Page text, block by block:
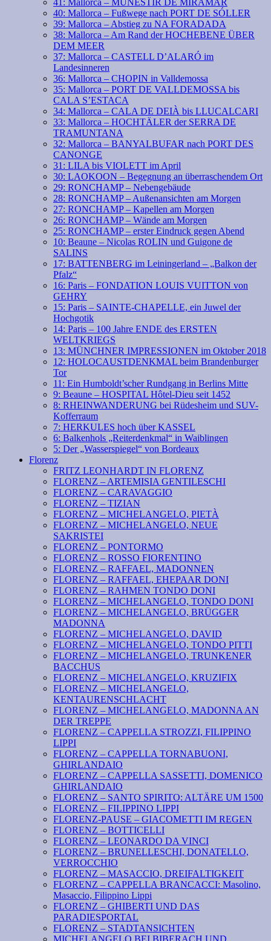
40: Mallorca – Fußwege nach PORT DE SÓLLER
39: Mallorca – Abstieg zu NA FORADADA
38: Mallorca – Am Rand der HOCHEBENE ÜBER
DEM MEER
37: Mallorca – CASTELL D’ALARÓ im
Landesinneren
36: Mallorca – CHOPIN in Valldemossa
35: Mallorca – PORT DE VALLDEMOSSA bis
CALA S’ESTACA
34: Mallorca – CALA DE DEIÀ bis LLUCALCARI
33: Mallorca – HOCHTÄLER der SERRA DE
TRAMUNTANA
32: Mallorca – BANYALBUFAR nach PORT DES
CANONGE
31: LILA bis VIOLETT im April
30: LAOKOON – Begegnung an überraschendem Ort
29: RONCHAMP – Nebengebäude
28: RONCHAMP – Außenansichten am Morgen
27: RONCHAMP – Kapellen am Morgen
26: RONCHAMP – Wände am Morgen
25: RONCHAMP – erster Eindruck gegen Abend
10: Beaune – Nicolas ROLIN und Guigone de
SALINS
17: BATTENBERG im Leiningerland – „Balkon der
Pfalz“
16: Paris – FONDATION LOUIS VUITTON von
GEHRY
15: Paris – SAINTE-CHAPELLE, ein Juwel der
Hochgotik
14: Paris – 100 Jahre ENDE des ERSTEN
WELTKRIEGS
13: MÜNCHNER IMPRESSIONEN im Oktober 2018
12: HOLOCAUSTDENKMAL beim Brandenburger
Tor
11: Ein Humboldt’scher Rundgang in Berlins Mitte
9: Beaune – HOSPITAL Hôtel-Dieu seit 1452
8: RHEINWANDERUNG bei Rüdesheim und SUV-
Kofferraum
7: HERKULES hoch über KASSEL
6: Balkenhols „Reiterdenkmal“ in Waiblingen
5: Der „Wasserspiegel“ von Bordeaux
Florenz
FRITZ LEONHARDT IN FLORENZ
FLORENZ – ARTEMISIA GENTILESCHI
FLORENZ – CARAVAGGIO
FLORENZ – TIZIAN
FLORENZ – MICHELANGELO, PIETÀ
FLORENZ – MICHELANGELO, NEUE
SAKRISTEI
FLORENZ – PONTORMO
FLORENZ – ROSSO FIORENTINO
FLORENZ – RAFFAEL, MADONNEN
FLORENZ – RAFFAEL, EHEPAAR DONI
FLORENZ – RAHMEN TONDO DONI
FLORENZ – MICHELANGELO, TONDO DONI
FLORENZ – MICHELANGELO, BRÜGGER
MADONNA
FLORENZ – MICHELANGELO, DAVID
FLORENZ – MICHELANGELO, TONDO PITTI
FLORENZ – MICHELANGELO, TRUNKENER
BACCHUS
FLORENZ – MICHELANGELO, KRUZIFIX
FLORENZ – MICHELANGELO,
KENTAURENSCHLACHT
FLORENZ – MICHELANGELO, MADONNA AN
DER TREPPE
FLORENZ – CAPPELLA STROZZI, FILIPPINO
LIPPI
FLORENZ – CAPPELLA TORNABUONI,
GHIRLANDAIO
FLORENZ – CAPPELLA SASSETTI, DOMENICO
GHIRLANDAIO
FLORENZ – SANTO SPIRITO: ALTÄRE UM 1500
FLORENZ – FILIPPINO LIPPI
FLORENZ-PAUSE – GIACOMETTI IM REGEN
FLORENZ – BOTTICELLI
FLORENZ – LEONARDO DA VINCI
FLORENZ – BRUNELLESCHI, DONATELLO,
VERROCCHIO
FLORENZ – MASACCIO, DREIFALTIGKEIT
FLORENZ – CAPPELLA BRANCACCI: Masolino,
Masaccio, Filippino Lippi
FLORENZ – GHIBERTI UND DAS
PARADIESPORTAL
FLORENZ – STADTANSICHTEN
MICHELANGELO BEI BIBERACH UND